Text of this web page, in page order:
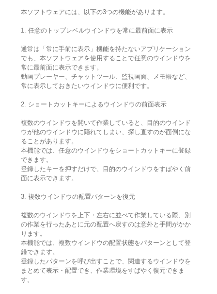
本ソフトウェアには、以下の3つの機能があります。
1. 任意のトップレベルウインドウを常に最前面に表示
通常は「常に手前に表示」機能を持たないアプリケーション
でも、本ソフトウェアを使用することで任意のウインドウを
常に最前面に表示できます。
動画プレーヤー、チャットツール、監視画面、メモ帳など、
常に表示しておきたいウインドウに便利です。
2. ショートカットキーによるウインドウの前面表示
複数のウインドウを開いて作業していると、目的のウインド
ウが他のウインドウに隠れてしまい、探し直すのが面倒にな
ることがあります。
本機能では、任意のウインドウをショートカットキーに登録
できます。
登録したキーを押すだけで、目的のウインドウをすばやく前
面に表示できます。
3. 複数ウインドウの配置パターンを復元
複数のウインドウを上下・左右に並べて作業している際、別
の作業を行ったあとに元の配置へ戻すのは意外と手間がかか
ります。
本機能では、複数ウインドウの配置状態をパターンとして登
録できます。
登録したパターンを呼び出すことで、関連するウインドウを
まとめて表示・配置でき、作業環境をすばやく復元できま
す。